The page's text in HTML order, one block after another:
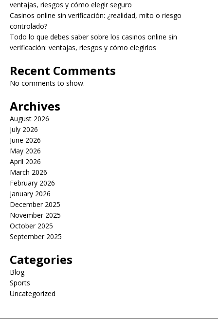
ventajas, riesgos y cómo elegir seguro
Casinos online sin verificación: ¿realidad, mito o riesgo
controlado?
Todo lo que debes saber sobre los casinos online sin
verificación: ventajas, riesgos y cómo elegirlos
Recent Comments
No comments to show.
Archives
August 2026
July 2026
June 2026
May 2026
April 2026
March 2026
February 2026
January 2026
December 2025
November 2025
October 2025
September 2025
Categories
Blog
Sports
Uncategorized